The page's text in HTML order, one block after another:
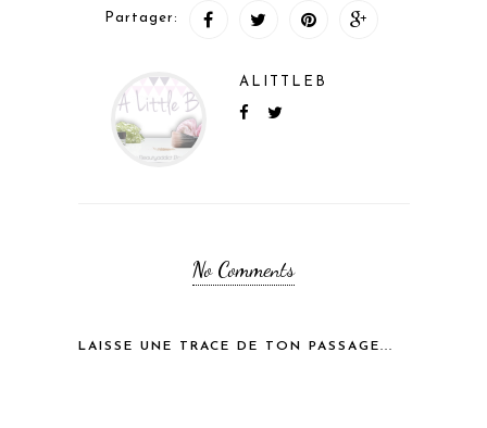
Partager:
ALITTLEB
No Comments
LAISSE UNE TRACE DE TON PASSAGE...